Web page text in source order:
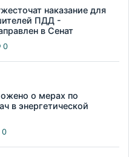
наказание для
ПДД -
в Сенат
0
о мерах по
в энергетической
0